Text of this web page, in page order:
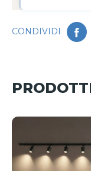
CONDIVIDI